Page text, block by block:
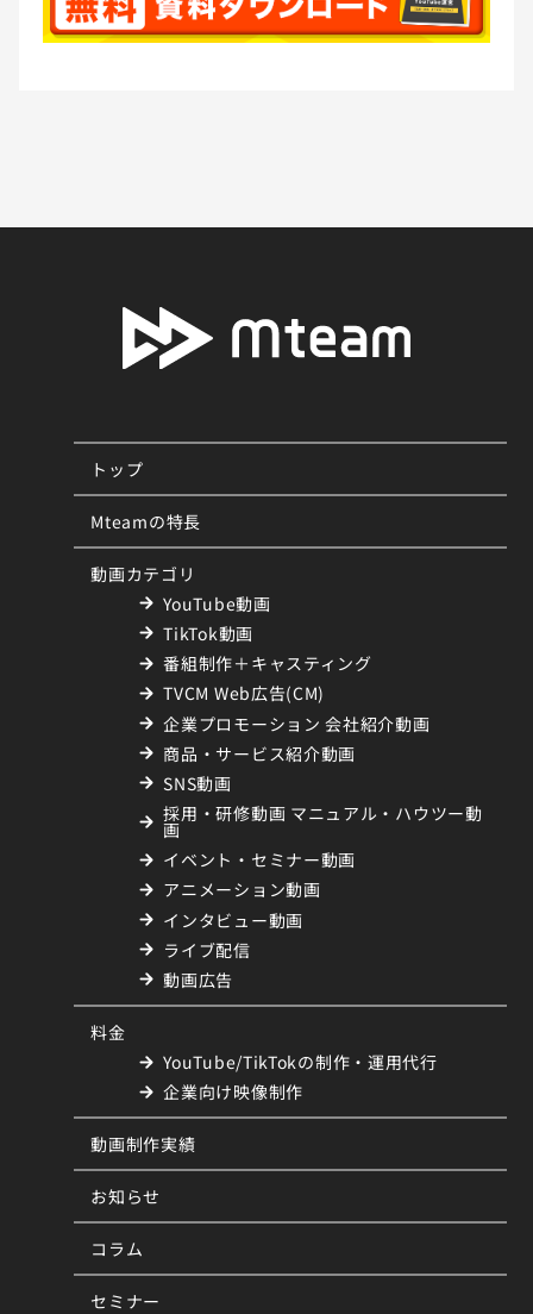
トップ
Mteamの特長
動画カテゴリ
YouTube動画
TikTok動画
番組制作＋キャスティング
TVCM Web広告(CM)
企業プロモーション 会社紹介動画
商品・サービス紹介動画
SNS動画
採用・研修動画 マニュアル・ハウツー動
画
イベント・セミナー動画
アニメーション動画
インタビュー動画
ライブ配信
動画広告
料金
YouTube/TikTokの制作・運用代行
企業向け映像制作
動画制作実績
お知らせ
コラム
セミナー